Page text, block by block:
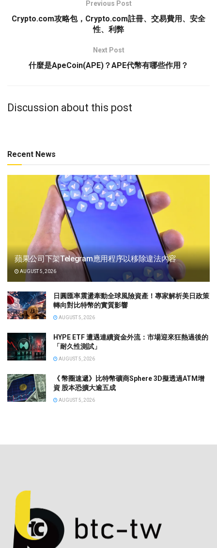
Previous Post
Crypto.com攻略包，Crypto.com註冊、交易費用、安全
性、利弊
Next Post
什麼是ApeCoin(APE)？APE代幣有哪些作用？
Discussion about this post
Recent News
蘋果公司下架Telegram應用程序以移除違法內容
AUGUST 5, 2026
日圓匯率震盪牽動全球風險資產！專家解析美日政策
轉向對比特幣的實質影響
AUGUST 5, 2026
HYPE ETF 遭遇連續資金外流：市場迎來狂熱過後的
「耐久性測試」
AUGUST 5, 2026
《 幣圈速遞》比特幣礦商Sphere 3D擬透過ATM增
資 股本恐擴大逾五成
AUGUST 5, 2026